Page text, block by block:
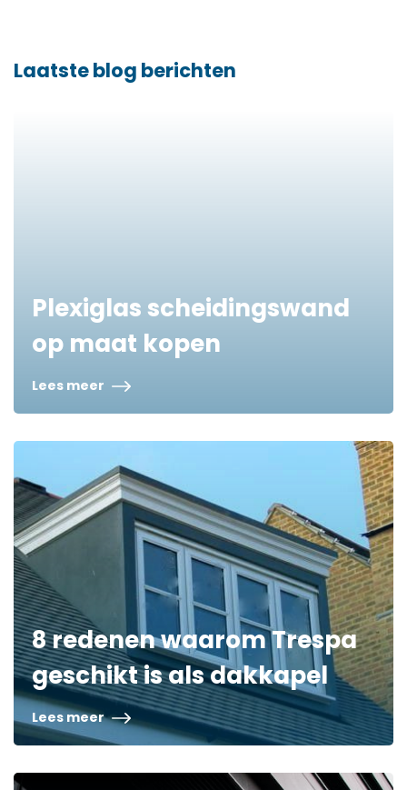
Laatste blog berichten
Plexiglas scheidingswand
op maat kopen
Lees meer
8 redenen waarom Trespa
geschikt is als dakkapel
Lees meer